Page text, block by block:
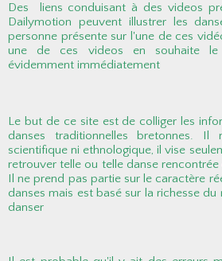
Des liens conduisant à des videos
Dailymotion peuvent illustrer les
personne présente sur l'une de ces
une de ces videos en souhaite
évidemment immédiatement
Le but de ce site est de colliger les
danses traditionnelles bretonnes.
scientifique ni ethnologique, il vise
retrouver telle ou telle danse
Il ne prend pas partie sur le caractère
danses mais est basé sur la richesse
danser